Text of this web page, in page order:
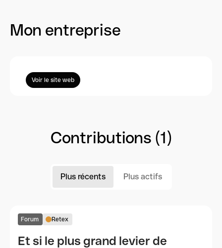
Mon entreprise
Voir le site web
Contributions (1)
Plus récents Plus actifs
Forum Retex
Et si le plus grand levier de